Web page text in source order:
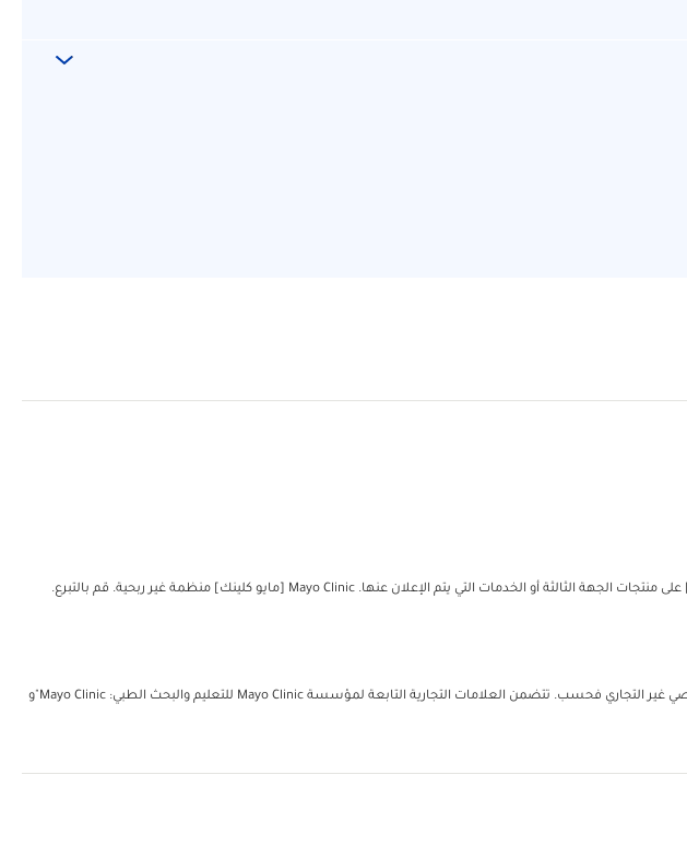
مؤسسة مايو للتعليم والبحث الطبي. جميع الحقوق محفوظة. يُمكن إعادة طباعة نسخة واحدة من هذه المواد لغرض الاستعمال الشخصي غير التجاري فحسب. تتضمن العلامات التجارية التابعة لمؤسسة Mayo Clinic للتعليم والبحث الطبي: Mayo Clinic"و